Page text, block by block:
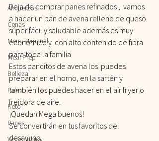
Almuerzos
Cenas
Menu semanal
Meal Prep
Belleza
Paleo
Keto
Panes
Vegetariano
Deja de comprar panes refinados ,  vamos
a hacer un pan de avena relleno de queso
súper fácil y saludable además es muy
económico y  con alto contenido de fibra
para toda la familia
Estos pancitos de avena los  puedes
preparar en el horno, en la sartén y
también los puedes hacer en el air fryer o
freidora de aire.
¡Quedan Mega buenos!
Se convertirán en tus favoritos del
desayuno.